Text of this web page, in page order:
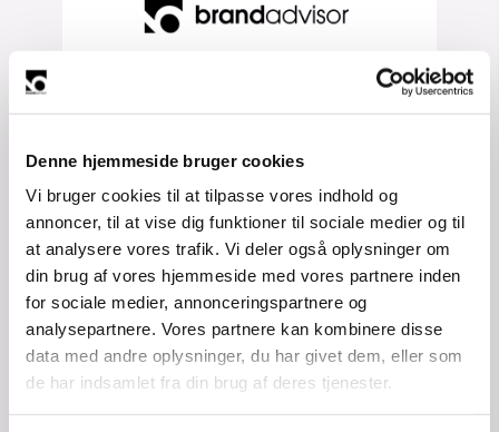
Denne hjemmeside bruger cookies
Vi bruger cookies til at tilpasse vores indhold og
annoncer, til at vise dig funktioner til sociale medier og til
at analysere vores trafik. Vi deler også oplysninger om
din brug af vores hjemmeside med vores partnere inden
for sociale medier, annonceringspartnere og
analysepartnere. Vores partnere kan kombinere disse
data med andre oplysninger, du har givet dem, eller som
de har indsamlet fra din brug af deres tjenester.
Vi er meget glade for og stolte
over, at kunne byde Airbox
velkommen til Brandadvisor.
Airbox er dedikeret til at levere
økonomiske, pålidelige og alsidige
internet- og mobil løsninger i hele
Danmark og er på en enormt
spændende rejse.
Vi glæder os til at skulle rådgive og
eksekvere på en række af marketing
services, som eksempelvis disse A5
flyers og senest Airbox's helt nye